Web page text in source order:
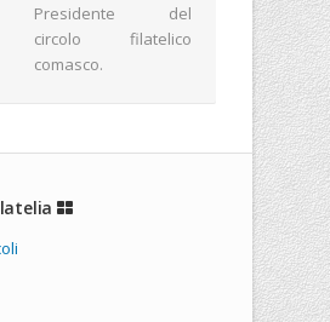
Presidente del
circolo filatelico
comasco.